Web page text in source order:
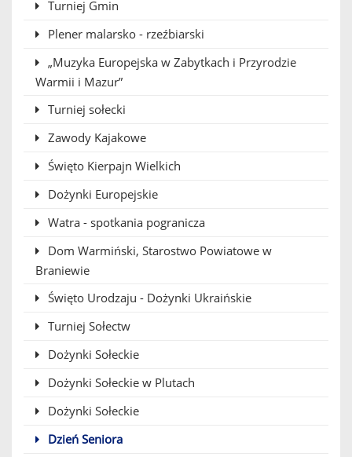
Turniej Gmin
Plener malarsko - rzeźbiarski
„Muzyka Europejska w Zabytkach i Przyrodzie
Warmii i Mazur”
Turniej sołecki
Zawody Kajakowe
Święto Kierpajn Wielkich
Dożynki Europejskie
Watra - spotkania pogranicza
Dom Warmiński, Starostwo Powiatowe w
Braniewie
Święto Urodzaju - Dożynki Ukraińskie
Turniej Sołectw
Dożynki Sołeckie
Dożynki Sołeckie w Plutach
Dożynki Sołeckie
Dzień Seniora